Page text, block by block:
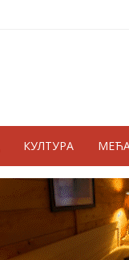
КУЛТУРА